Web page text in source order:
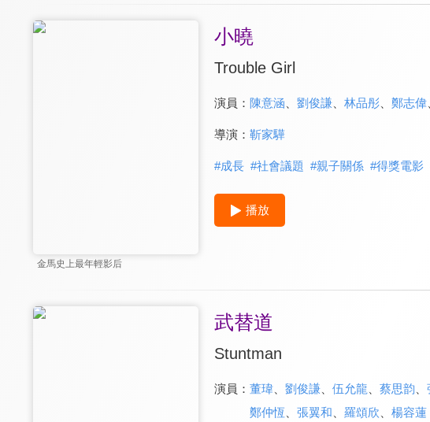
金馬史上最年輕影后
小曉
Trouble Girl
演員： 陳意涵 劉俊謙、 林品彤、 鄭志偉
導演： 靳家驊
#成長 #社會議題 #親子關係 #得獎電影
播放
武替道
Stuntman
演員： 董瑋、 劉俊謙、 伍允龍 蔡思韵
鄭仲恆
張翼和 羅頌欣 楊容蓮